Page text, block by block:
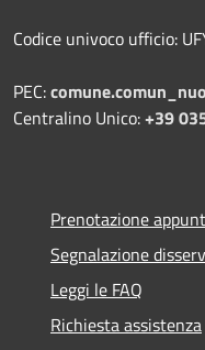
Codice univoco ufficio:
PEC:
Centralino Unico:+39
Prenotazione
Segnalazione
Leggi le FAQ
Richiesta assistenza